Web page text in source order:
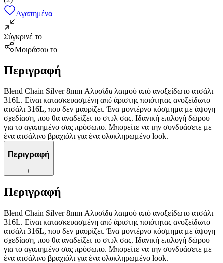
Αγαπημένα
Σύγκρινέ το
Μοιράσου το
Περιγραφή
Blend Chain Silver 8mm Αλυσίδα λαιμού από ανοξείδωτο ατσάλι
316L. Είναι κατασκευασμένη από άριστης ποιότητας ανοξείδωτο
ατσάλι 316L, που δεν μαυρίζει. Ένα μοντέρνο κόσμημα με άψογη
σχεδίαση, που θα αναδείξει το στυλ σας. Ιδανική επιλογή δώρου
για το αγαπημένο σας πρόσωπο. Μπορείτε να την συνδυάσετε με
ένα ατσάλινο βραχιόλι για ένα ολοκληρωμένο look.
Περιγραφή
+
Περιγραφή
Blend Chain Silver 8mm Αλυσίδα λαιμού από ανοξείδωτο ατσάλι
316L. Είναι κατασκευασμένη από άριστης ποιότητας ανοξείδωτο
ατσάλι 316L, που δεν μαυρίζει. Ένα μοντέρνο κόσμημα με άψογη
σχεδίαση, που θα αναδείξει το στυλ σας. Ιδανική επιλογή δώρου
για το αγαπημένο σας πρόσωπο. Μπορείτε να την συνδυάσετε με
ένα ατσάλινο βραχιόλι για ένα ολοκληρωμένο look.